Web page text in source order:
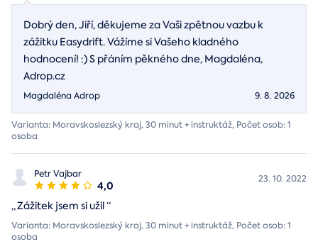
Dobrý den, Jiří, děkujeme za Vaši zpětnou vazbu k
zážitku Easydrift. Vážíme si Vašeho kladného
hodnocení! :) S přáním pěkného dne, Magdaléna,
Adrop.cz
Magdaléna Adrop 9. 8. 2026
Varianta: Moravskoslezský kraj, 30 minut + instruktáž, Počet osob: 1
osoba
Petr Vajbar
4,0 23. 10. 2022
„Zážitek jsem si užil“
Varianta: Moravskoslezský kraj, 30 minut + instruktáž, Počet osob: 1
osoba